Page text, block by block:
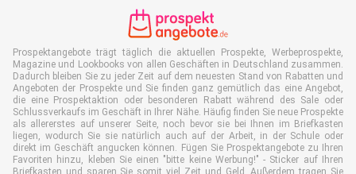
Prospektangebote trägt täglich die aktuellen Prospekte, Werbeprospekte,
Magazine und Lookbooks von allen Geschäften in Deutschland zusammen.
Dadurch bleiben Sie zu jeder Zeit auf dem neuesten Stand von Rabatten und
Angeboten der Prospekte und Sie finden ganz gemütlich das eine Angebot,
die eine Prospektaktion oder besonderen Rabatt während des Sale oder
Schlussverkaufs im Geschäft in Ihrer Nähe. Häufig finden Sie neue Prospekte
als allererstes auf unserer Seite, noch bevor sie bei Ihnen im Briefkasten
liegen, wodurch Sie sie natürlich auch auf der Arbeit, in der Schule oder
direkt im Geschäft angucken können. Fügen Sie Prospektangebote zu Ihren
Favoriten hinzu, kleben Sie einen "bitte keine Werbung!" - Sticker auf Ihren
Briefkasten und sparen Sie somit viel Zeit und Geld. Außerdem tragen Sie